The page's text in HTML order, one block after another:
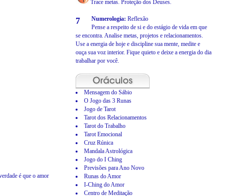
é que o amor
Trace metas. Proteção dos Deuses.
7 Numerologia: Reflexão
Pense a respeito de si e do estágio de vida em que
se encontra. Analise metas, projetos e relacionamentos.
Use a energia de hoje e discipline sua mente, medite e
ouça sua voz interior. Fique quieto e deixe a energia do dia
trabalhar por você.
Mensagem do Sábio
O Jogo das 3 Runas
Jogo de Tarot
Tarot dos Relacionamentos
Tarot do Trabalho
Tarot Emocional
Cruz Rúnica
Mandala Astrológica
Jogo do I Ching
Previsões para Ano Novo
Runas do Amor
I-Ching do Amor
Centro de Meditação